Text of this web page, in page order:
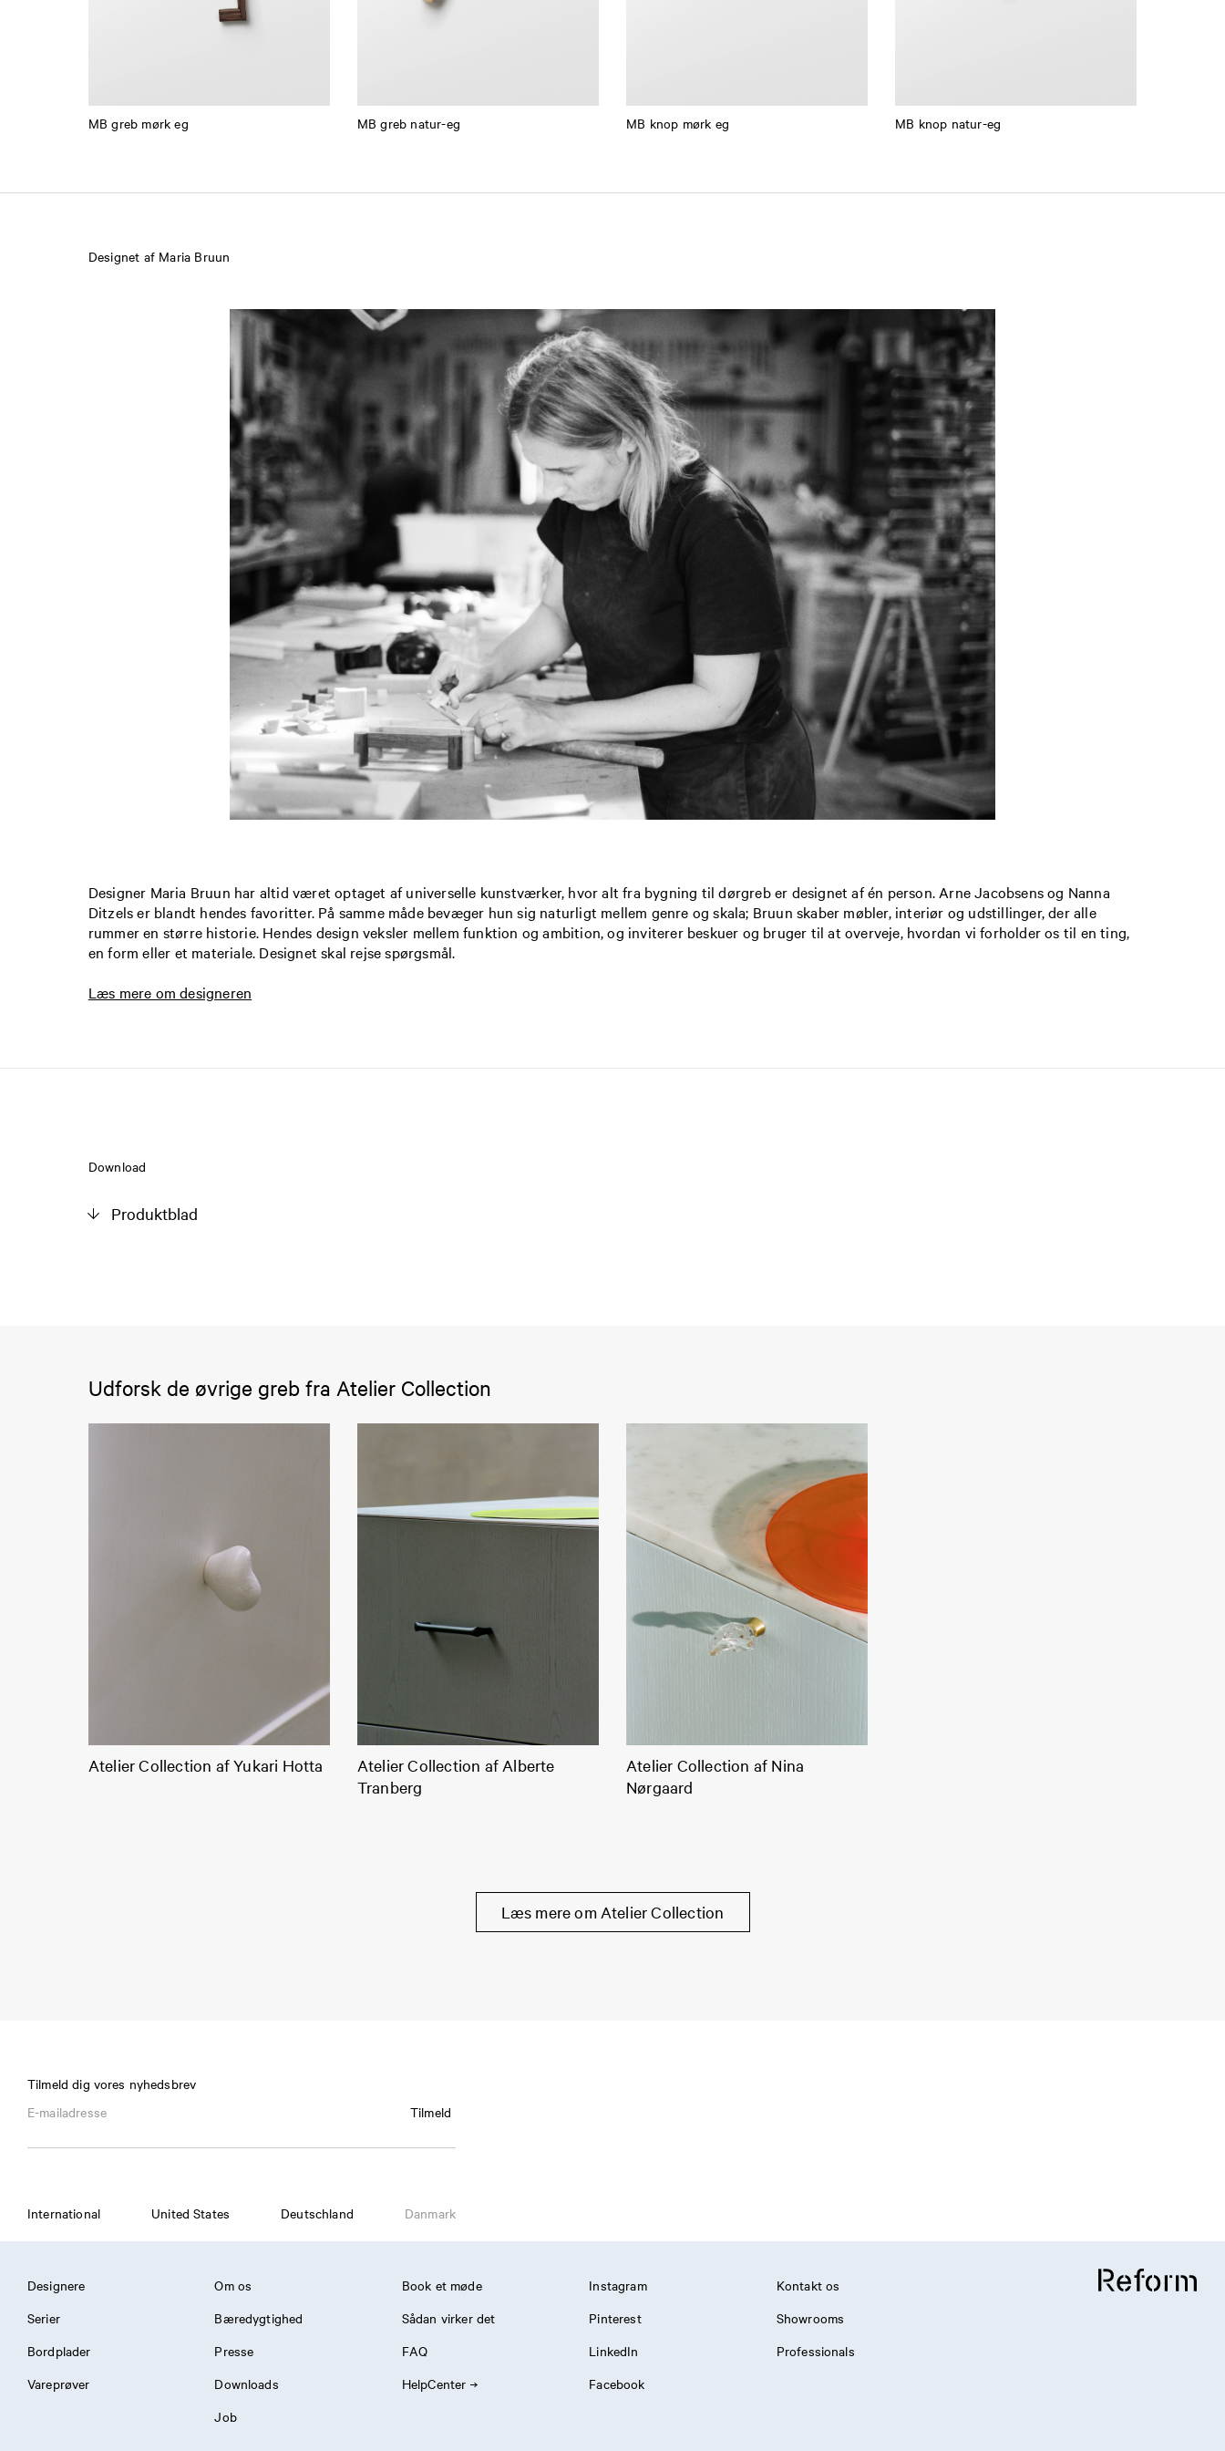
MB greb mørk eg MB greb natur-eg MB knop mørk eg MB knop natur-eg
Designet af Maria Bruun
Designer Maria Bruun har altid været optaget af universelle kunstværker, hvor alt fra bygning til dørgreb er designet af én person. Arne Jacobsens og Nanna
Ditzels er blandt hendes favoritter. På samme måde bevæger hun sig naturligt mellem genre og skala; Bruun skaber møbler, interiør og udstillinger, der alle
rummer en større historie. Hendes design veksler mellem funktion og ambition, og inviterer beskuer og bruger til at overveje, hvordan vi forholder os til en ting,
en form eller et materiale. Designet skal rejse spørgsmål.
Læs mere om designeren
Download
Produktblad
Udforsk de øvrige greb fra Atelier Collection
Atelier Collection af Yukari Hotta
Atelier Collection af Alberte
Tranberg
Atelier Collection af Nina
Nørgaard
Læs mere om Atelier Collection
Tilmeld dig vores nyhedsbrev
Tilmeld
International United States Deutschland Danmark
Designere
Serier
Bordplader
Vareprøver
Om os
Bæredygtighed
Presse
Downloads
Job
Book et møde
Sådan virker det
FAQ
HelpCenter
Instagram
Pinterest
LinkedIn
Facebook
Kontakt os
Showrooms
Professionals